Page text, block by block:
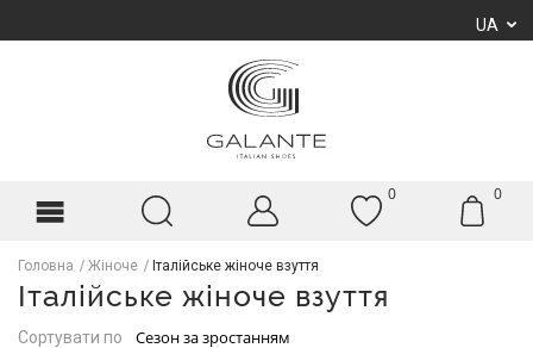
UA
0 0
Головна Жіноче Італійське жіноче взуття
Італійське жіноче взуття
Сортувати по